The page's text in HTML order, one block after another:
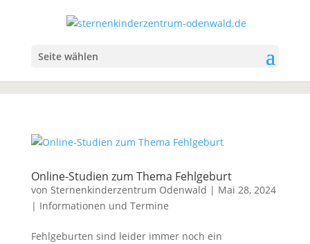
Seite wählen
Online-Studien zum Thema Fehlgeburt
von Sternenkinderzentrum Odenwald | Mai 28, 2024
| Informationen und Termine
Fehlgeburten sind leider immer noch ein